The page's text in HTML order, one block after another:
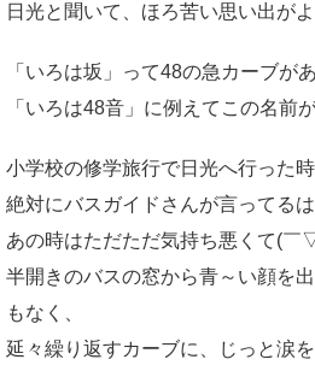
日光と聞いて、ほろ苦い思い出が
「いろは坂」って48の急カーブが
「いろは48音」に例えてこの名前
小学校の修学旅行で日光へ行った時
絶対にバスガイドさんが言ってる
あの時はただただ気持ち悪くて(￣
半開きのバスの窓から青～い顔を
もなく、
延々繰り返すカーブに、じっと涙